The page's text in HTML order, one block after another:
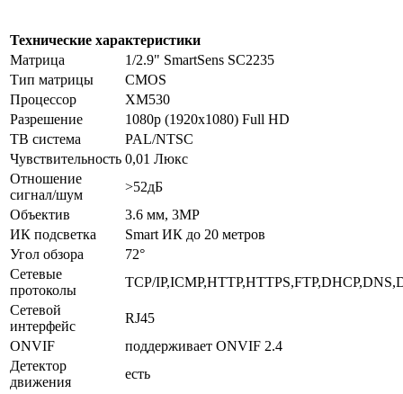
Технические характеристики
Матрица
1/2.9" SmartSens SC2235
Тип матрицы
CMOS
Процессор
XM530
Разрешение
1080p (1920x1080) Full HD
ТВ система
PAL/NTSC
Чувствительность 0,01 Люкс
Отношение
сигнал/шум
>52дБ
Объектив
3.6 мм, 3MP
ИК подсветка
Smart ИК до 20 метров
Угол обзора
72°
Сетевые
протоколы
TCP/
Сетевой
интерфейс
RJ45
ONVIF
поддерживает ONVIF 2.4
Детектор
движения
есть